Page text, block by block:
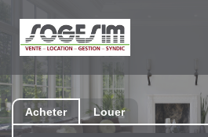
Acheter Louer